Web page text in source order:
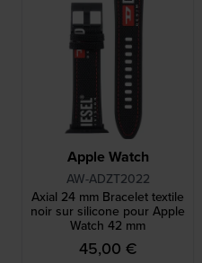
Apple Watch
AW-ADZT2022
Axial 24 mm Bracelet textile
noir sur silicone pour Apple
Watch 42 mm
45,00 €